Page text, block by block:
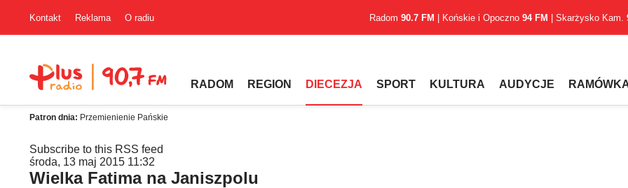
Kontakt Reklama O radiu Radom 90.7 FM | Końskie i Opoczno 94 FM | Skarżysko Kam.
RADOM REGION DIECEZJA SPORT KULTURA AUDYCJE
Patron dnia: Przemienienie Pańskie
Subscribe to this RSS feed
środa, 13 maj 2015 11:32
Wielka Fatima na Janiszpolu